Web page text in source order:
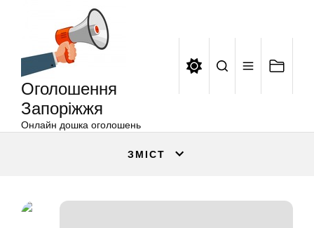
Оголошення
Запоріжжя
Онлайн дошка оголошень
ЗМІСТ